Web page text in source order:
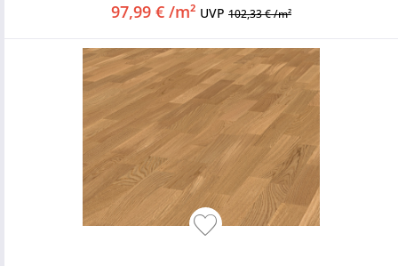
97,99 € /m² UVP 102,33 € /m²